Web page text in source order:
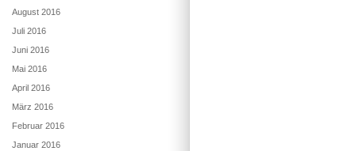
August 2016
Juli 2016
Juni 2016
Mai 2016
April 2016
März 2016
Februar 2016
Januar 2016